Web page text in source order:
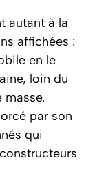
autant à la
affichées :
en le
loin du
par son
qui